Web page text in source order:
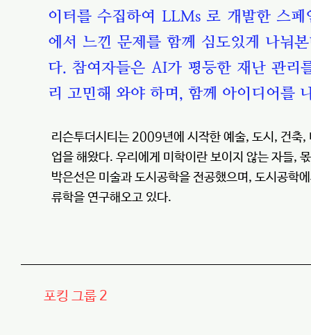
이터를 수집하여 LLMs 로 개발한 스
에서 느낀 문제를 함께 심도있게 나눠
다. 참여자들은 AI가 평등한 재난 관리
리 고민해 와야 하며, 함께 아이디어를
리슨투더시티는 2009년에 시작한 예술, 도시, 건축,
업을 해왔다. 우리에게 미학이란 보이지 않는 자들,
박은선은 미술과 도시공학을 전공했으며, 도시공학
류학을 연구해오고 있다.
포킹 그룹 2